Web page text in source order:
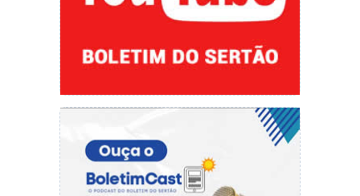
projeto acontece com o prefeito Gil Paraibano
e com o candidato a vice Raniery Lima.